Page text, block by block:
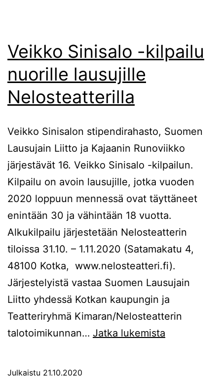
Veikko Sinisalo -kilpailu
nuorille lausujille
Nelosteatterilla
Veikko Sinisalon stipendirahasto, Suomen
Lausujain Liitto ja Kajaanin Runoviikko
järjestävät 16. Veikko Sinisalo -kilpailun.
Kilpailu on avoin lausujille, jotka vuoden
2020 loppuun mennessä ovat täyttäneet
enintään 30 ja vähintään 18 vuotta.
Alkukilpailu järjestetään Nelosteatterin
tiloissa 31.10. – 1.11.2020 (Satamakatu 4,
48100 Kotka, www.nelosteatteri.fi).
Järjestelyistä vastaa Suomen Lausujain
Liitto yhdessä Kotkan kaupungin ja
Teatteriryhmä Kimaran/Nelosteatterin
talotoimikunnan… Jatka lukemista
Julkaistu 21.10.2020